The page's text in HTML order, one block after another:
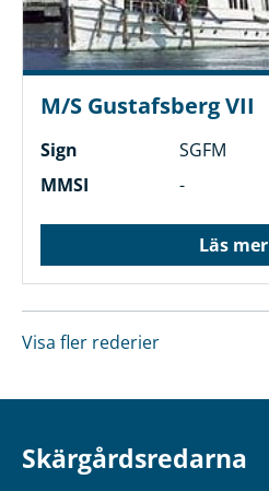
M/S Gustafsberg VII
Sign
SGFM
MMSI
-
Läs mer
Visa fler rederier
Skärgårdsredarna